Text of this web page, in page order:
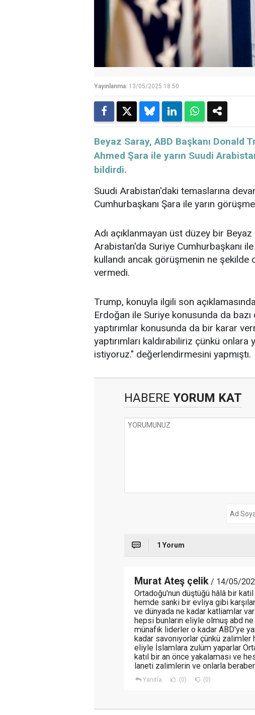
Yayınlanma: 13/05/2025 18:50
Beyaz Saray, ABD Başkanı Donald
Ahmed Şara ile yarın Suudi
bildirdi.
Suudi Arabistan'daki temaslarına
Cumhurbaşkanı Şara ile yarın
Adı açıklanmayan üst düzey bir
Arabistan'da Suriye Cumhurbaşkanı
kullandı ancak görüşmenin ne şekilde
vermedi.
Trump, konuyla ilgili son
Erdoğan ile Suriye konusunda da
yaptırımlar konusunda da bir karar
yaptırımları kaldırabiliriz çünkü
istiyoruz." değerlendirmesini yapmıştı.
HABERE YORUM KAT
1 Yorum
Murat Ateş çelik / 14/05/
Ortadoğu'nun düştüğü hâlâ bir katil
hemde sanki bir evliya gibi
ve dünyada ne kadar katliamlar
hepsi bunların eliyle olmuş abd
münafık liderler o kadar ABD'ye
kadar savonıyorlar çünkü zalimler
eliyle İslamlara zulüm yaparlar
katıl bir an önce yakalaması ve
laneti zalimlerin ve onlarla
Yanıtla (0) (0)